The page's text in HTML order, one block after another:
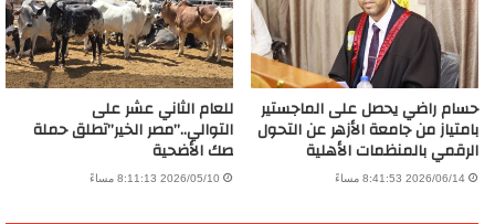
حسام راضي يحصل على الماجستير
بامتياز من جامعة الأزهر عن التحول
الرقمي بالمنظمات الأهلية
2026/06/14 8:41:53 مساءً
للعام الثاني عشر على
التوالي..”مصر الخير”تطلق حملة
صك الأضحية
2026/05/10 8:11:13 مساءً